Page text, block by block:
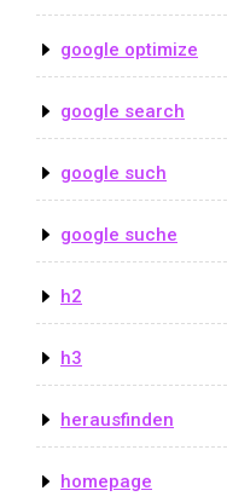
google optimize
google search
google such
google suche
h2
h3
herausfinden
homepage